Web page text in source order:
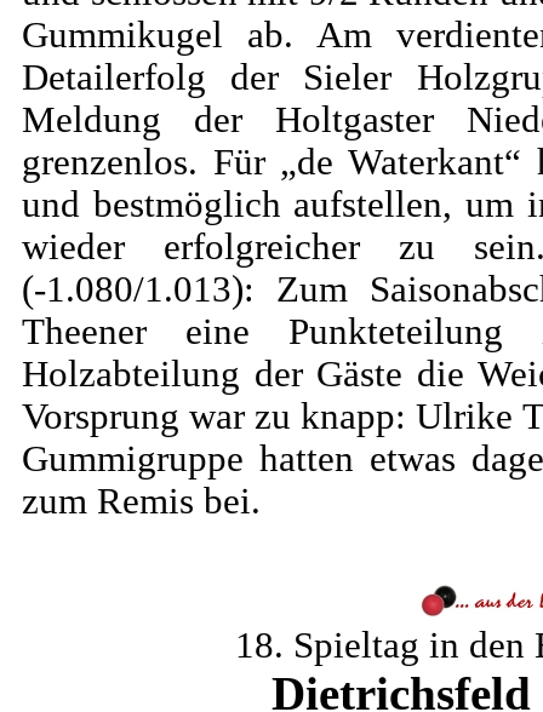
Gummikugel ab. Am
Detailerfolg der Sieler
Meldung der Holtgaster
grenzenlos. Für „de
und bestmöglich aufstellen, um
wieder erfolgreicher zu
(-1.080/1.013): Zum
Theener eine
Holzabteilung der Gäste die
Vorsprung war zu knapp: Ulrike
Gummigruppe hatten etwas
zum Remis bei.
18. Spieltag in